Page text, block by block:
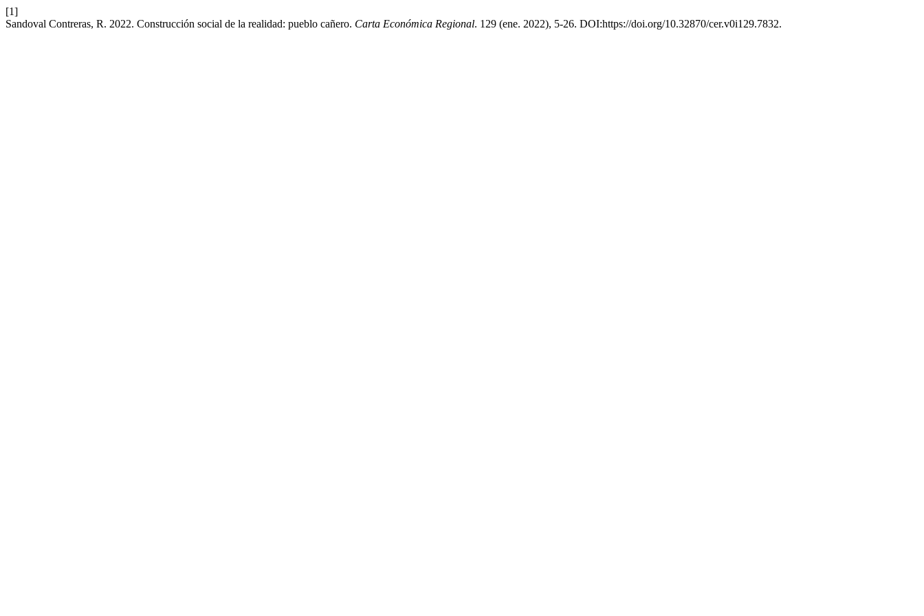
[1]
Sandoval Contreras, R. 2022. Construcción social de la realidad: pueblo cañero. Carta Económica Regional. 129 (ene. 2022), 5-26. DOI:https://doi.org/10.32870/cer.v0i129.7832.